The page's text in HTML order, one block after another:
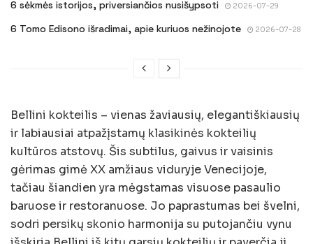
6 sėkmės istorijos, priversiančios nusišypsoti 2026-07-29
6 Tomo Edisono išradimai, apie kuriuos nežinojote 2026-07-28
Bellini kokteilis – vienas žaviausių, elegantiškiausių
ir labiausiai atpažįstamų klasikinės kokteilių
kultūros atstovų. Šis subtilus, gaivus ir vaisinis
gėrimas gimė XX amžiaus viduryje Venecijoje,
tačiau šiandien yra mėgstamas visuose pasaulio
baruose ir restoranuose. Jo paprastumas bei švelni,
sodri persikų skonio harmonija su putojančiu vynu